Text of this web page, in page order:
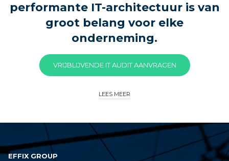
performante IT-architectuur is van
groot belang voor elke
onderneming.
VRIJBLIJVENDE IT AUDIT AANVRAGEN
LEES MEER
EFFIX GROUP